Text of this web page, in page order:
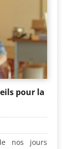
pour la
nos jours